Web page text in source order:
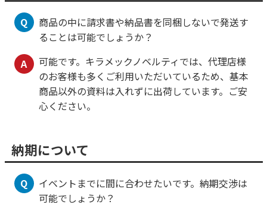
Q
商品の中に請求書や納品書を同梱しないで発送す
ることは可能でしょうか？
A
可能です。キラメックノベルティでは、代理店様
のお客様も多くご利用いただいているため、基本
商品以外の資料は入れずに出荷しています。ご安
心ください。
納期について
Q
イベントまでに間に合わせたいです。納期交渉は
可能でしょうか？